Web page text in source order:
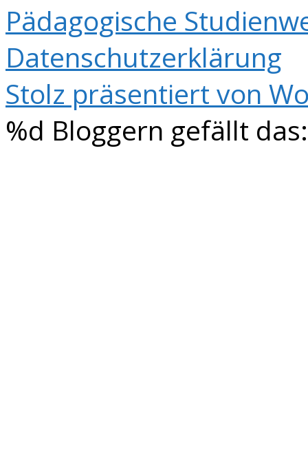
Pädagogische
Datenschutzerklärung
Stolz präsentiert von
%d Bloggern gefällt das: